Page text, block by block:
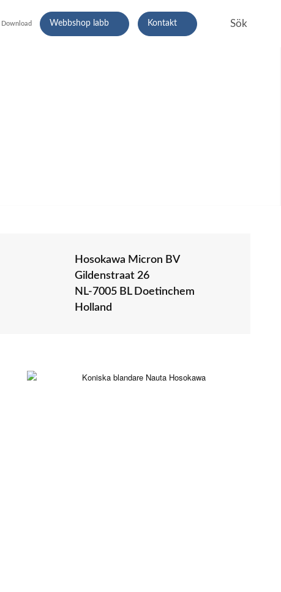
Download Webbshop labb Kontakt
Hosokawa Micron BV
Gildenstraat 26
NL-7005 BL Doetinchem
Holland